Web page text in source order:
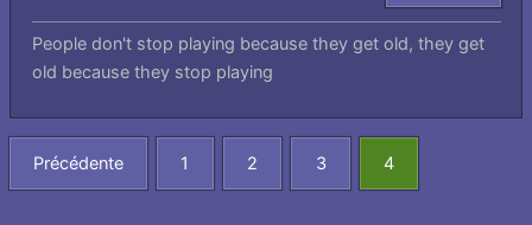
People don't stop playing because they get old, they get
old because they stop playing
Précédente 1 2 3 4